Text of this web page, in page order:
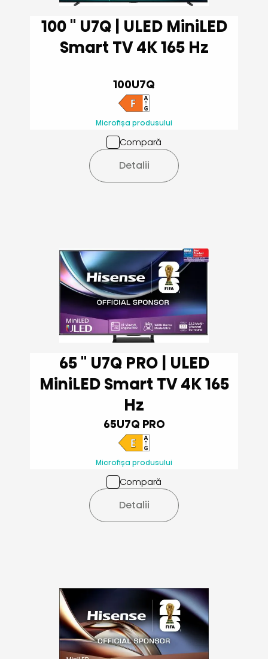
100 '' U7Q | ULED MiniLED
Smart TV 4K 165 Hz
100U7Q
Microfișa produsului
Compară
Detalii
65 '' U7Q PRO | ULED
MiniLED Smart TV 4K 165
Hz
65U7Q PRO
Microfișa produsului
Compară
Detalii